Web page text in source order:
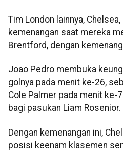
Tim London lainnya,
kemenangan saat mereka
Brentford, dengan
Joao Pedro membuka
golnya pada menit ke-26,
Cole Palmer pada menit ke-
bagi pasukan Liam Rosenior.
Dengan kemenangan ini,
posisi keenam klasemen